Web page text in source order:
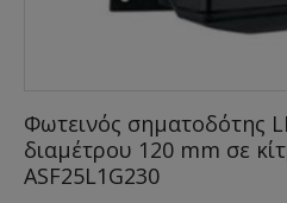
Φωτεινός σηματοδότης
διαμέτρου 120 mm σε
ASF25L1G230